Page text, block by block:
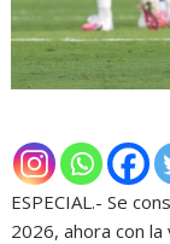
ESPECIAL.- Se
2026, ahora con